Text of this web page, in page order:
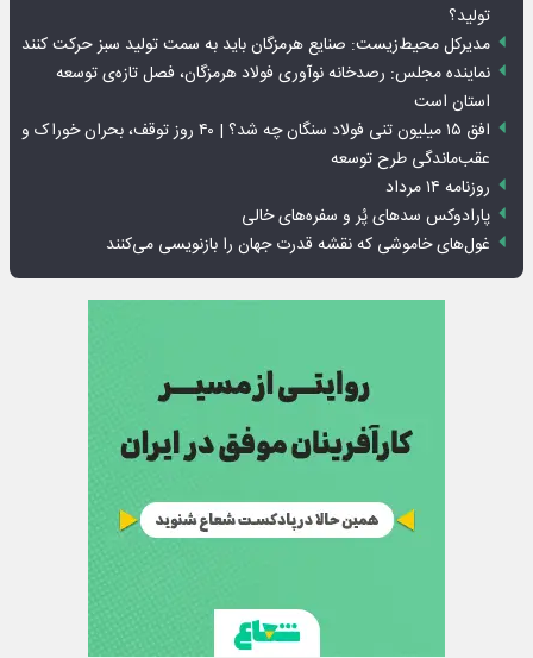
تولید؟
مدیرکل محیط‌زیست: صنایع هرمزگان باید به سمت تولید سبز حرکت کنند
نماینده مجلس: رصدخانه نوآوری فولاد هرمزگان، فصل تازه‌ی توسعه
استان است
افق ۱۵ میلیون تنی فولاد سنگان چه شد؟ | ۴۰ روز توقف، بحران خوراک و
عقب‌ماندگی طرح توسعه
روزنامه ۱۴ مرداد
پارادوکس سدهای پُر و سفره‌های خالی
غول‌های خاموشی که نقشه قدرت جهان را بازنویسی می‌کنند